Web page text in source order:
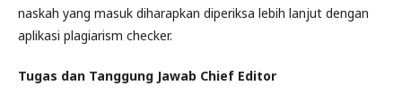
naskah yang masuk diharapkan diperiksa lebih lanjut dengan
aplikasi plagiarism checker.
Tugas dan Tanggung Jawab Chief Editor